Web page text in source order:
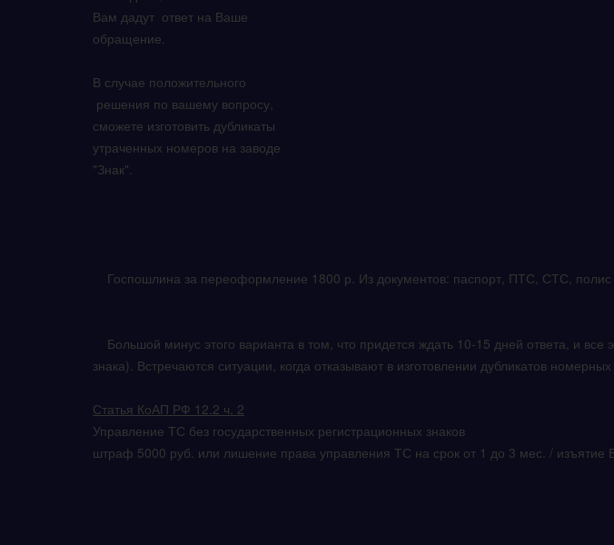
Вам дадут ответ на Ваше
обращение.
В случае положительного
решения по вашему вопросу,
сможете изготовить дубликаты
утраченных номеров на заводе
"Знак".
Госпошлина за переоформление 1800 р. Из документов: паспорт, ПТС, СТС,
Большой минус этого варианта в том, что придется ждать 10-15 дней ответа, и
знака). Встречаются ситуации, когда отказывают в изготовлении дубликатов номерных
Статья КоАП РФ 12.2 ч. 2
Управление ТС без государственных регистрационных знаков
штраф 5000 руб. или лишение права управления ТС на срок от 1 до 3 мес. / изъятие